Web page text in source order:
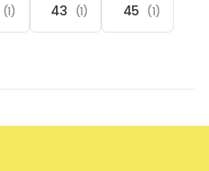
(1) 43 (1) 45 (1)